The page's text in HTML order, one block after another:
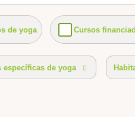
de yoga Cursos
de yoga Ambiente
específicas de yoga